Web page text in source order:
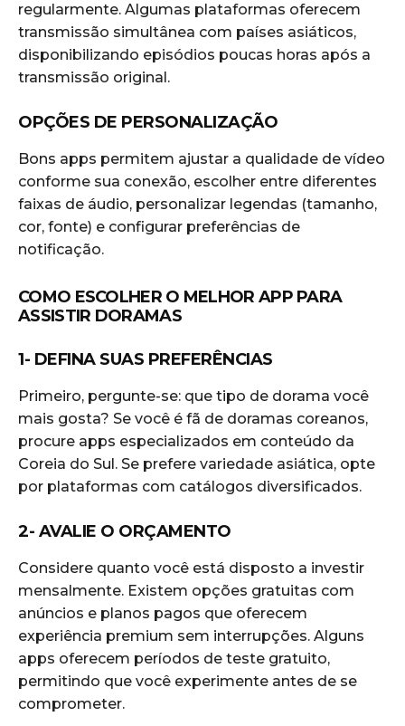
regularmente. Algumas plataformas oferecem
transmissão simultânea com países asiáticos,
disponibilizando episódios poucas horas após a
transmissão original.
OPÇÕES DE PERSONALIZAÇÃO
Bons apps permitem ajustar a qualidade de vídeo
conforme sua conexão, escolher entre diferentes
faixas de áudio, personalizar legendas (tamanho,
cor, fonte) e configurar preferências de
notificação.
COMO ESCOLHER O MELHOR APP PARA
ASSISTIR DORAMAS
1- DEFINA SUAS PREFERÊNCIAS
Primeiro, pergunte-se: que tipo de dorama você
mais gosta? Se você é fã de doramas coreanos,
procure apps especializados em conteúdo da
Coreia do Sul. Se prefere variedade asiática, opte
por plataformas com catálogos diversificados.
2- AVALIE O ORÇAMENTO
Considere quanto você está disposto a investir
mensalmente. Existem opções gratuitas com
anúncios e planos pagos que oferecem
experiência premium sem interrupções. Alguns
apps oferecem períodos de teste gratuito,
permitindo que você experimente antes de se
comprometer.